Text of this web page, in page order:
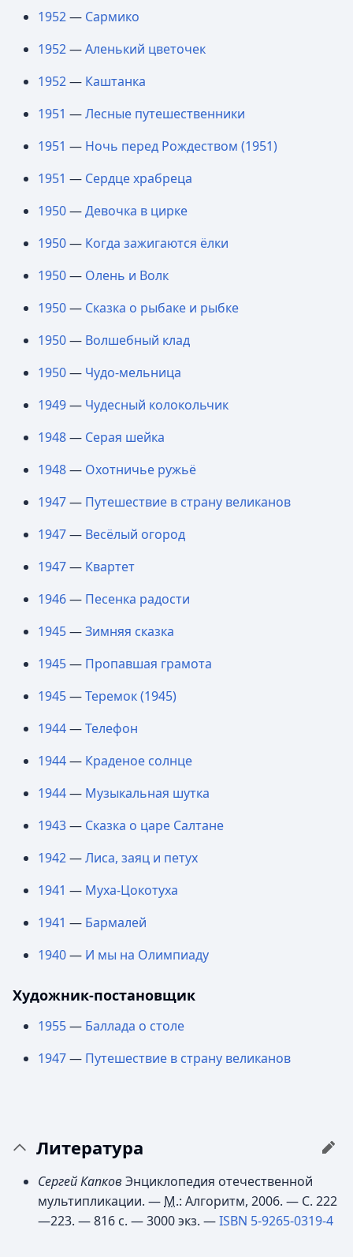
1952— Сармико
1952—Аленький цветочек
1952— Каштанка
1951 —Лесные путешественники
1951 — Ночь перед Рождеством (1951)
1951 — Сердце храбреца
1950—Девочка в цирке
1950— Когда зажигаются ёлки
1950— Олень и Волк
1950— Сказка о рыбаке и рыбке
1950— Волшебный клад
1950— Чудо-мельница
1949— Чудесный колокольчик
1948— Серая шейка
1948— Охотничье ружьё
1947— Путешествие в страну великанов
1947— Весёлый огород
1947— Квартет
1946— Песенка радости
1945—Зимняя сказка
1945— Пропавшая грамота
1945—Теремок (1945)
1944—Телефон
1944— Краденое солнце
1944— Музыкальная шутка
1943— Сказка о царе Салтане
1942—Лиса, заяц и петух
1941 — Муха-Цокотуха
1941 — Бармалей
1940— И мы на Олимпиаду
Художник-постановщик
1955— Баллада о столе
1947— Путешествие в страну великанов
Литература
Сергей КапковЭнциклопедия отечественной
мультипликации. — М.: Алгоритм, 2006. — С. 222
—223. — 816 с. —3000 экз. —ISBN 5-9265-0319-4